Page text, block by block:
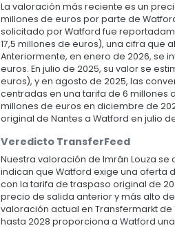
La valoración más reciente es un
millones de euros por parte de
solicitado por Watford fue
17,5 millones de euros), una cifra que
Anteriormente, en enero de 2026, se
euros. En julio de 2025, su valor se
euros), y en agosto de 2025, las
centradas en una tarifa de 6 millones
millones de euros en diciembre de
original de Nantes a Watford en julio
Veredicto TransferFeed
Nuestra valoración de Imrân Louza
indican que Watford exige una oferta
con la tarifa de traspaso original de
precio de salida anterior y más alto de
valoración actual en Transfermarkt
hasta 2028 proporciona a Watford